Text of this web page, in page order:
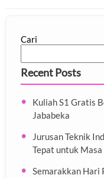
Cari
Recent Posts
Kuliah S1 Gratis
Jababeka
Jurusan Teknik
Tepat untuk Masa
Semarakkan Hari